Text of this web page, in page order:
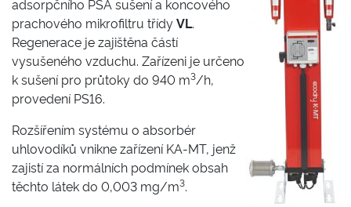
adsorpčního PSA sušení a koncového
prachového mikrofiltru třídyVL.
Regenerace je zajištěna částí
vysušeného vzduchu. Zařízeni je určeno
k sušení pro průtoky do 940 m3/h,
provedení PS16.
Rozšířením systému o absorbér
uhlovodíků vnikne zařízení KA-MT, jenž
zajistí za normálních podmínek obsah
těchto látek do 0,003 mg/m3.